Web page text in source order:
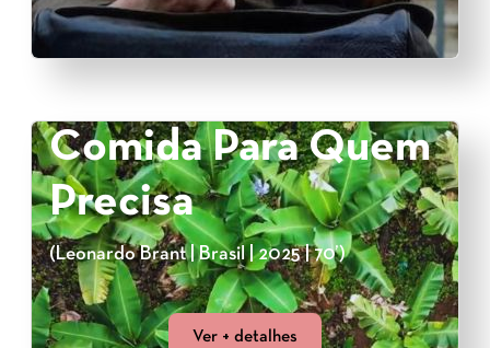
Comida Para Quem
Precisa
(Leonardo Brant | Brasil | 2025 | 70’)
Ver + detalhes